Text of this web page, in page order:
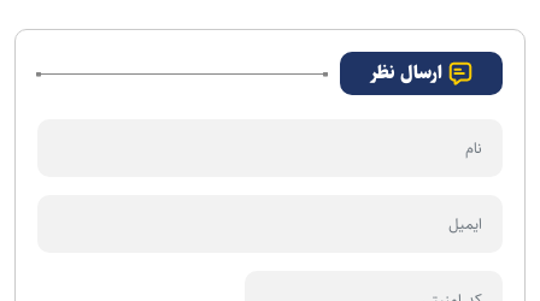
ارسال نظر